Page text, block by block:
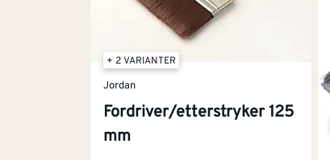
+ 2 VARIANTER
Jordan
Fordriver/etterstryker 125
mm